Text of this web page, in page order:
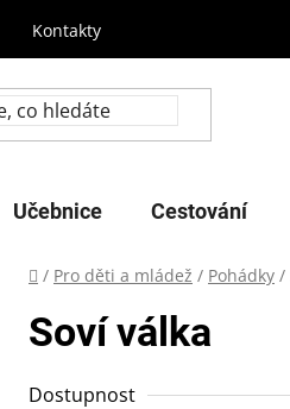
Kontakty
Učebnice Cestování
Domů
/ Pro děti a mládež / Pohádky /
Soví válka
Dostupnost